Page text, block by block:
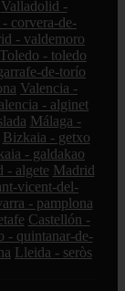
Valladolid -
corvera-de-
- valdemoro
Toledo - toledo
de-torío
Valencia -
- alginet
Málaga -
Bizkaia - getxo
- galdakao
- algete Madrid
vicent-del-
- pamplona
Castellón -
- quintanar-de-
Lleida - seròs